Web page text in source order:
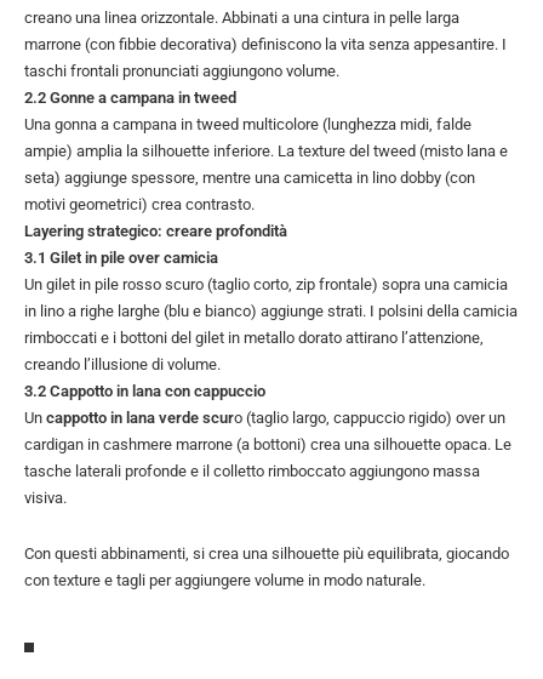
creano una linea orizzontale. Abbinati a una cintura in pelle larga
marrone (con fibbie decorativa) definiscono la vita senza appesantire. I
taschi frontali pronunciati aggiungono volume.
2.2 Gonne a campana in tweed
Una gonna a campana in tweed multicolore (lunghezza midi, falde
ampie) amplia la silhouette inferiore. La texture del tweed (misto lana e
seta) aggiunge spessore, mentre una camicetta in lino dobby (con
motivi geometrici) crea contrasto.
Layering strategico: creare profondità
3.1 Gilet in pile over camicia
Un gilet in pile rosso scuro (taglio corto, zip frontale) sopra una camicia
in lino a righe larghe (blu e bianco) aggiunge strati. I polsini della camicia
rimboccati e i bottoni del gilet in metallo dorato attirano l’attenzione,
creando l’illusione di volume.
3.2 Cappotto in lana con cappuccio
Un cappotto in lana verde scuro (taglio largo, cappuccio rigido) over un
cardigan in cashmere marrone (a bottoni) crea una silhouette opaca. Le
tasche laterali profonde e il colletto rimboccato aggiungono massa
visiva.
Con questi abbinamenti, si crea una silhouette più equilibrata, giocando
con texture e tagli per aggiungere volume in modo naturale.